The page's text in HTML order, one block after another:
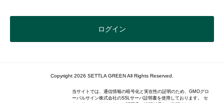
Copyright 2026 SETTLA GREEN All Rights Reserved.
当サイトでは、通信情報の暗号化と実在性の証明のため、GMOグロ
ーバルサイン株式会社のSSLサーバ証明書を使用しております。 セ